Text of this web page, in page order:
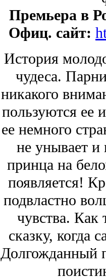
Премьера в
Офиц. сайт:
История
чудеса.
никакого
пользуются ее
ее немного
не унывает и
принца на
появляется!
подвластно
чувства. Как
сказку, когда
Долгожданный